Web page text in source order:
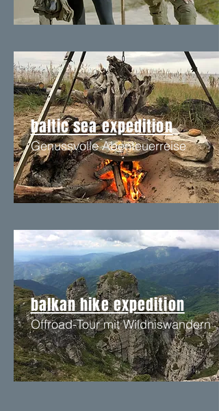
baltic sea expedition
Genussvolle Abenteuerreise
balkan hike expedition
Offroad-Tour mit Wildniswandern